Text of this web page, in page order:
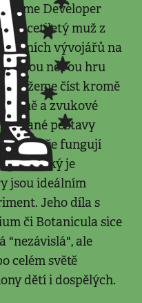
Game Developer
muž z
herních vývojářů na
každou novou hru
můžeme číst kromě
a zvukové
postavy
dobře fungují
Dvorský je
jsou ideálním
Jeho díla s
či Botanicula sice
"nezávislá", ale
celém světě
dětí i dospělých.